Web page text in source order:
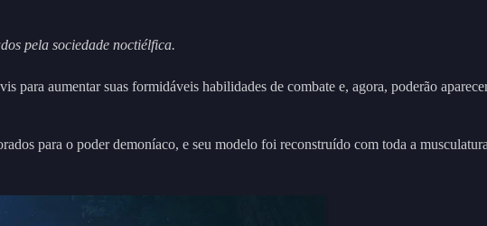
pela sociedade noctiélfica.
para aumentar suas formidáveis habilidades de combate e, agora, poderão
para o poder demoníaco, e seu modelo foi reconstruído com toda a